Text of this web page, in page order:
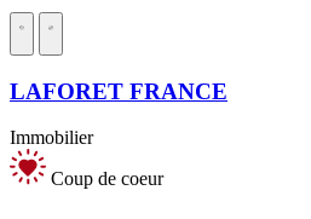
LAFORET FRANCE
Immobilier
Coup de coeur